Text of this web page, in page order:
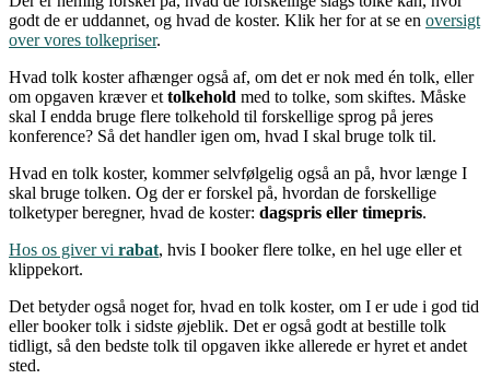
godt de er uddannet, og hvad de koster. Klik her for at se en oversigt
over vores tolkepriser.
Hvad tolk koster afhænger også af, om det er nok med én tolk, eller
om opgaven kræver et tolkehold med to tolke, som skiftes. Måske
skal I endda bruge flere tolkehold til forskellige sprog på jeres
konference? Så det handler igen om, hvad I skal bruge tolk til.
Hvad en tolk koster, kommer selvfølgelig også an på, hvor længe I
skal bruge tolken. Og der er forskel på, hvordan de forskellige
tolketyper beregner, hvad de koster: dagspris eller timepris.
Hos os giver vi rabat, hvis I booker flere tolke, en hel uge eller et
klippekort.
Det betyder også noget for, hvad en tolk koster, om I er ude i god tid
eller booker tolk i sidste øjeblik. Det er også godt at bestille tolk
tidligt, så den bedste tolk til opgaven ikke allerede er hyret et andet
sted.